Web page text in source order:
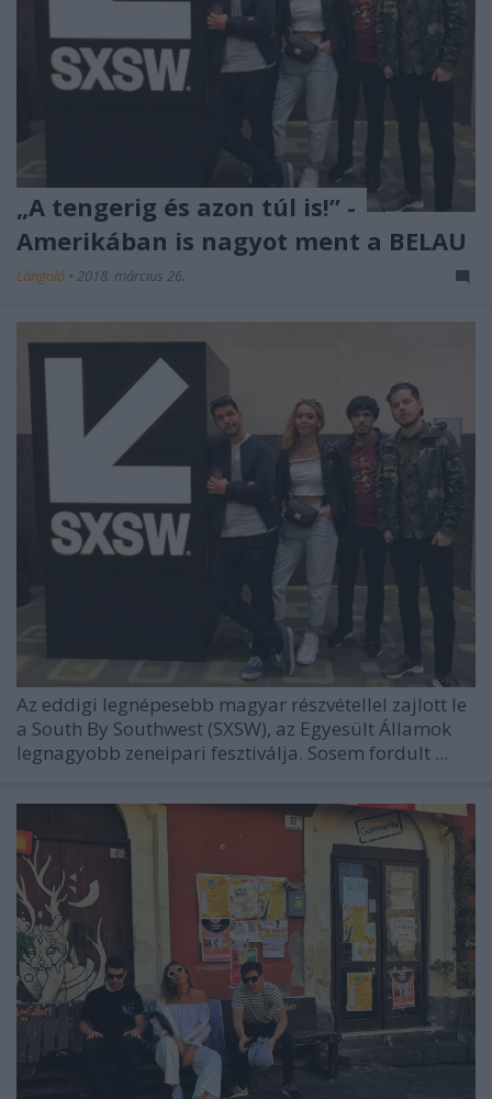
„A tengerig és azon túl is!” -
Amerikában is nagyot ment a BELAU
Lángoló • 2018. március 26.
Az eddigi legnépesebb magyar részvétellel zajlott le
a South By Southwest (SXSW), az Egyesült Államok
legnagyobb zeneipari fesztiválja. Sosem fordult ...